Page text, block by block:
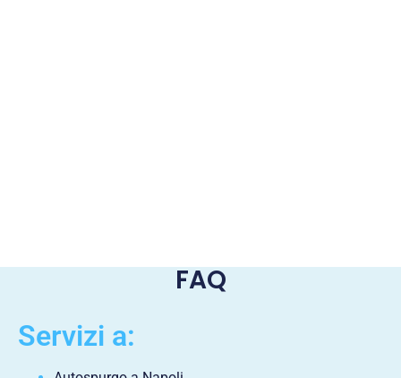
FAQ
Servizi a: